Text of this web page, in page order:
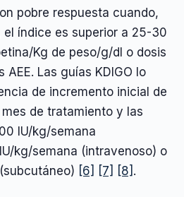
pobre respuesta cuando,
índice es superior a 25-30
Kg de peso/g/dl o dosis
Las guías KDIGO lo
de incremento inicial de
de tratamiento y las
IU/kg/semana
kg/semana (intravenoso) o
[6] [7] [8] .